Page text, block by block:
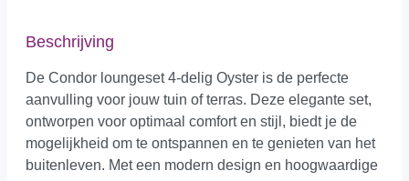
Beschrijving
De Condor loungeset 4-delig Oyster is de perfecte
aanvulling voor jouw tuin of terras. Deze elegante set,
ontworpen voor optimaal comfort en stijl, biedt je de
mogelijkheid om te ontspannen en te genieten van het
buitenleven. Met een modern design en hoogwaardige